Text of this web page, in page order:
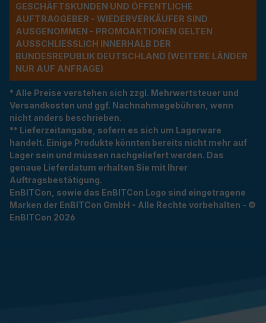
ESCHÄFTSKUNDEN UND ÖFFENTLICHE A
UFTRAGGEBER - WIEDERVERKÄUFER SIND A
USGENOMMEN - PROMOAKTIONEN GELTEN A
USSCHLIESSLICH INNERHALB DER BU
NDESREPUBLIK DEUTSCHLAND (WEITERE LÄNDER NU
R AUF ANFRAGE)
* Alle Preise verstehen sich zzgl. Mehrwertsteuer und
Versandkosten und ggf. Nachnahmegebühren, wenn
nicht anders beschrieben.
** Lieferzeitangabe, sofern es sich um Lagerware
handelt. Einige Produkte könnten bereits nicht mehr auf
Lager sein und müssen nachgeliefert werden. Das
genaue Lieferdatum erhalten Sie mit Ihrer
Auftragsbestätigung.
EnBITCon, sowie das EnBITCon Logo sind eingetragene
Marken der EnBITCon GmbH - Alle Rechte vorbehalten - ©
EnBITCon 2026